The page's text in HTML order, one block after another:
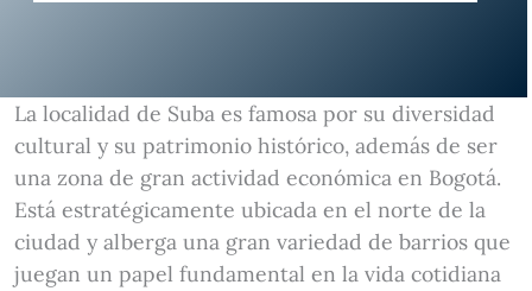
La localidad de Suba es famosa por su diversidad
cultural y su patrimonio histórico, además de ser
una zona de gran actividad económica en Bogotá.
Está estratégicamente ubicada en el norte de la
ciudad y alberga una gran variedad de barrios que
juegan un papel fundamental en la vida cotidiana